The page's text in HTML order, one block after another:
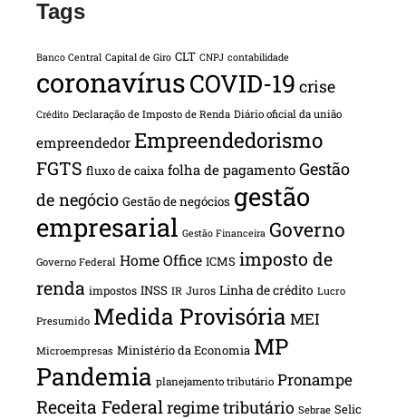
Tags
Banco Central Capital de Giro CLT CNPJ contabilidade
coronavírusCOVID-19 crise
Crédito Declaração de Imposto de Renda Diário oficial da união
empreendedor Empreendedorismo
FGTS fluxo de caixa folha de pagamento Gestão
de negócio Gestão de negócios gestão
empresarial Gestão Financeira Governo
Governo Federal Home Office ICMS imposto de
renda impostos INSS IR Juros Linha de crédito Lucro
Presumido Medida Provisória MEI
Microempresas Ministério da Economia MP
Pandemia planejamento tributário Pronampe
Receita Federalregime tributário Sebrae Selic